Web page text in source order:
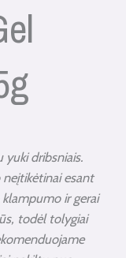
yuki dribsniais.
neįtikėtinai esant
ir gerai
todėl tolygiai